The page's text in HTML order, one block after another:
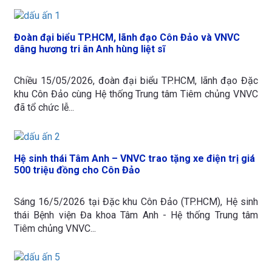
Đoàn đại biểu TP.HCM, lãnh đạo Côn Đảo và VNVC
dâng hương tri ân Anh hùng liệt sĩ
Chiều 15/05/2026, đoàn đại biểu TP.HCM, lãnh đạo Đặc
khu Côn Đảo cùng Hệ thống Trung tâm Tiêm chủng VNVC
đã tổ chức lễ...
Hệ sinh thái Tâm Anh – VNVC trao tặng xe điện trị giá
500 triệu đồng cho Côn Đảo
Sáng 16/5/2026 tại Đặc khu Côn Đảo (TP.HCM), Hệ sinh
thái Bệnh viện Đa khoa Tâm Anh - Hệ thống Trung tâm
Tiêm chủng VNVC...